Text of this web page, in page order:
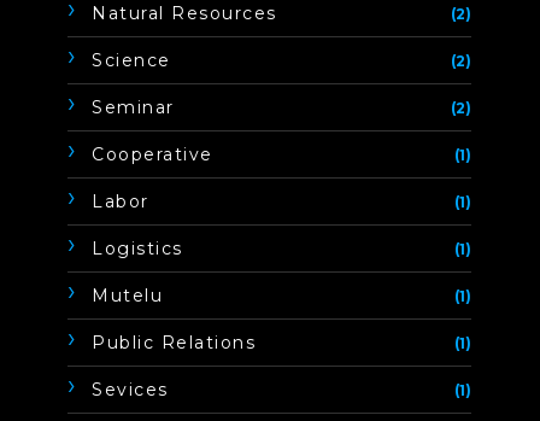
Natural Resources (2)
Science (2)
Seminar (2)
Cooperative (1)
Labor (1)
Logistics (1)
Mutelu (1)
Public Relations (1)
Sevices (1)